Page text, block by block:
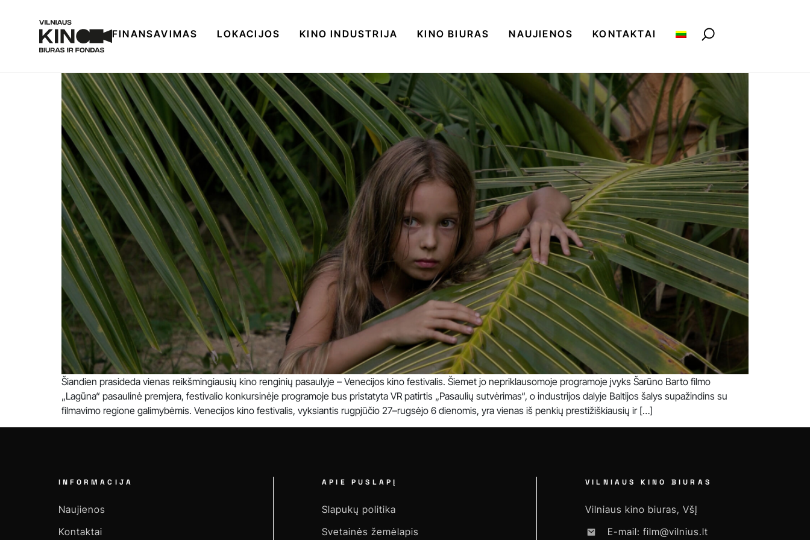
FINANSAVIMAS LOKACIJOS KINO INDUSTRIJA KINO BIURAS NAUJIENOS KONTAKTAI
Šiandien prasideda vienas reikšmingiausių kino renginių pasaulyje – Venecijos kino festivalis. Šiemet jo nepriklausomoje programoje įvyks Šarūno Barto filmo
„Lagūna“ pasaulinė premjera, festivalio konkursinėje programoje bus pristatyta VR patirtis „Pasaulių sutvėrimas“, o industrijos dalyje Baltijos šalys supažindins su
filmavimo regione galimybėmis. Venecijos kino festivalis, vyksiantis rugpjūčio 27–rugsėjo 6 dienomis, yra vienas iš penkių prestižiškiausių ir […]
INFORMACIJA
Naujienos
Kontaktai
APIE PUSLAPĮ
Slapukų politika
Svetainės žemėlapis
VILNIAUS KINO BIURAS
Vilniaus kino biuras, VšĮ
E-mail: film@vilnius.lt